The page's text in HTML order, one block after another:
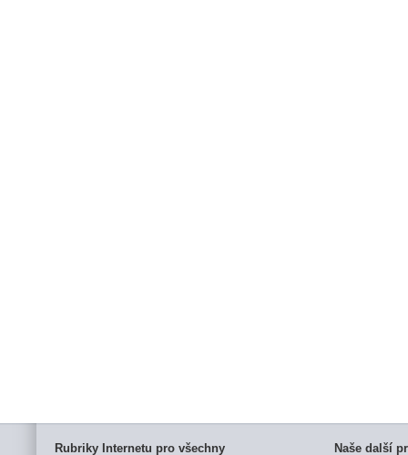
Rubriky Internetu pro všechny Naše další